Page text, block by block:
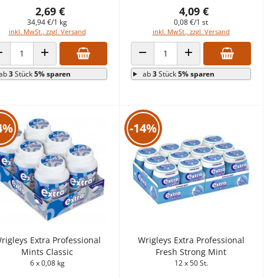
2,69 €
34,94 €/1 kg
inkl. MwSt., zzgl. Versand
VERRINGERN
ANZAHL ERHÖHEN
3Stück5% sparen
4,09 €
0,08 €/1 st
inkl. MwSt., zzgl. Versand
ANZAHL VERRINGERNANZAHL ERHÖHEN
ab3Stück5% sparen
Extra Professional
Mints Classic
6 x 0,08 kg
-14%
Wrigleys Extra Professional
Fresh Strong Mint
12 x 50 St.